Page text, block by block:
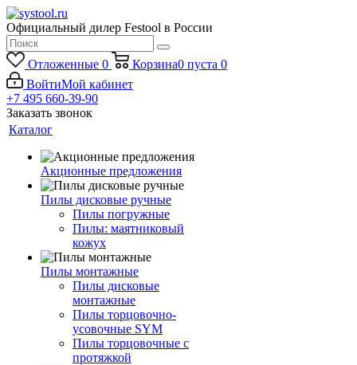
Официальный дилер Festool в России
Отложенные 0 Корзина0 пуста 0
ВойтиМой кабинет
+7 495 660-39-90
Заказать звонок
Каталог
Акционные предложения
Пилы дисковые ручные
Пилы погружные
Пилы: маятниковый
кожух
Пилы монтажные
Пилы дисковые
монтажные
Пилы торцовочно-
усовочные SYM
Пилы торцовочные с
протяжкой